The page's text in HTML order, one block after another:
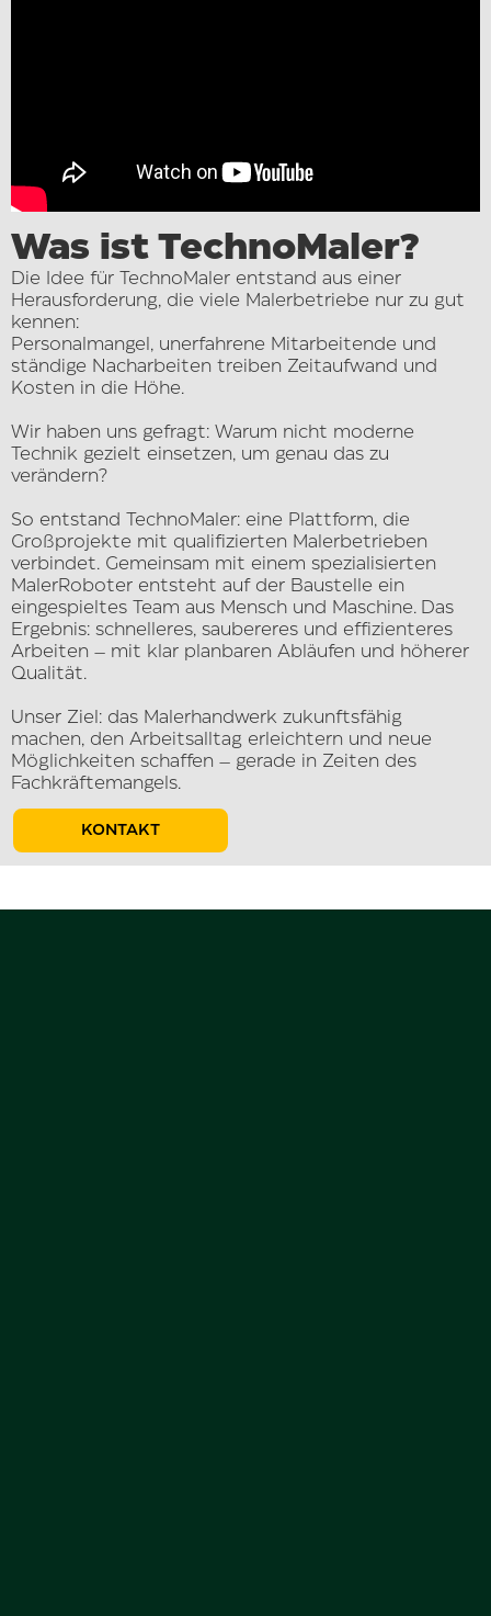
Was ist TechnoMaler?
Die Idee für TechnoMaler entstand aus einer
Herausforderung, die viele Malerbetriebe nur zu gut
kennen:
Personalmangel, unerfahrene Mitarbeitende und
ständige Nacharbeiten treiben Zeitaufwand und
Kosten in die Höhe.
Wir haben uns gefragt: Warum nicht moderne
Technik gezielt einsetzen, um genau das zu
verändern?
So entstand TechnoMaler: eine Plattform, die
Großprojekte mit qualifizierten Malerbetrieben
verbindet. Gemeinsam mit einem spezialisierten
MalerRoboter entsteht auf der Baustelle ein
eingespieltes Team aus Mensch und Maschine. Das
Ergebnis: schnelleres, saubereres und effizienteres
Arbeiten – mit klar planbaren Abläufen und höherer
Qualität.
Unser Ziel: das Malerhandwerk zukunftsfähig
machen, den Arbeitsalltag erleichtern und neue
Möglichkeiten schaffen – gerade in Zeiten des
Fachkräftemangels.
KONTAKT